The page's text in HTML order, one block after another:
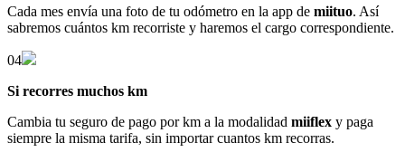
Cada mes envía una foto de tu odómetro en la app de miituo. Así
sabremos cuántos km recorriste y haremos el cargo correspondiente.
04
Si recorres muchos km
Cambia tu seguro de pago por km a la modalidad miiflex y paga
siempre la misma tarifa, sin importar cuantos km recorras.